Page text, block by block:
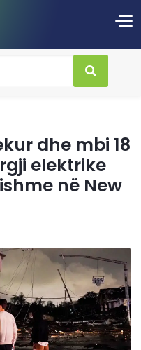
dhe mbi 18
elektrike
në New